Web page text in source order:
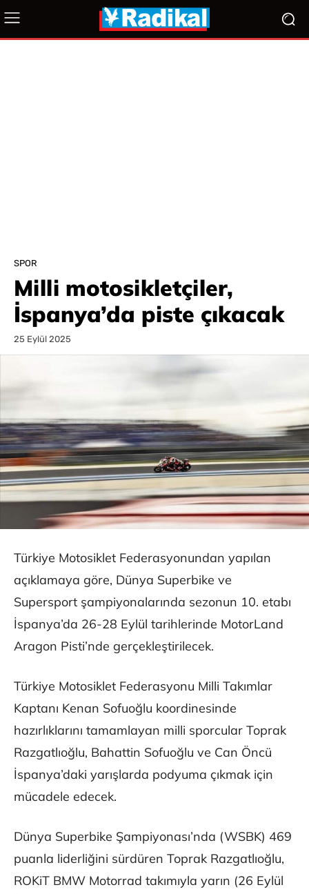
SPOR
Milli motosikletçiler,
İspanya’da piste çıkacak
25 Eylül 2025
Türkiye Motosiklet Federasyonundan yapılan
açıklamaya göre, Dünya Superbike ve
Supersport şampiyonalarında sezonun 10. etabı
İspanya’da 26-28 Eylül tarihlerinde MotorLand
Aragon Pisti’nde gerçekleştirilecek.
Türkiye Motosiklet Federasyonu Milli Takımlar
Kaptanı Kenan Sofuoğlu koordinesinde
hazırlıklarını tamamlayan milli sporcular Toprak
Razgatlıoğlu, Bahattin Sofuoğlu ve Can Öncü
İspanya’daki yarışlarda podyuma çıkmak için
mücadele edecek.
Dünya Superbike Şampiyonası’nda (WSBK) 469
puanla liderliğini sürdüren Toprak Razgatlıoğlu,
ROKiT BMW Motorrad takımıyla yarın (26 Eylül